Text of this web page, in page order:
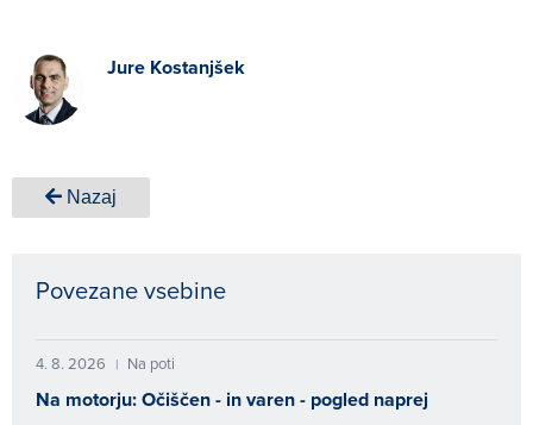
Jure Kostanjšek
Nazaj
Povezane vsebine
4. 8. 2026 | Na poti
Na motorju: Očiščen - in varen - pogled naprej